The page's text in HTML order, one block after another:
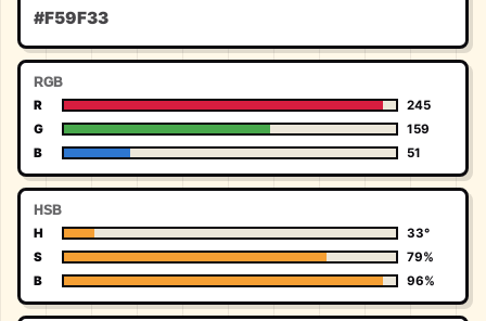
#F59F33
RGB
R
245
G
159
B
51
HSB
H
33°
S
79%
B
96%